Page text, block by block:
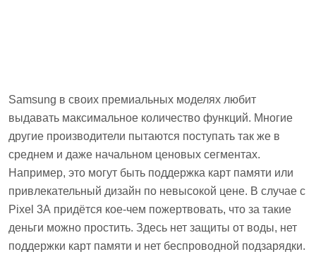
Samsung в своих премиальных моделях любит
выдавать максимальное количество функций. Многие
другие производители пытаются поступать так же в
среднем и даже начальном ценовых сегментах.
Например, это могут быть поддержка карт памяти или
привлекательный дизайн по невысокой цене. В случае с
Pixel 3А придётся кое-чем пожертвовать, что за такие
деньги можно простить. Здесь нет защиты от воды, нет
поддержки карт памяти и нет беспроводной подзарядки.